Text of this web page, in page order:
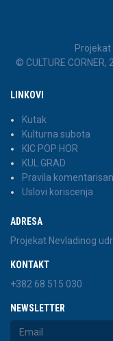
Projekat
© CULTURE
LINKOVI
Kutak
Kulturna subota
KIC POP HOR
KUL GRAD
Pravila
Uslovi koriscenja
ADRESA
Projekat Nevladinog
KONTAKT
+382 68 515 030
NEWSLETTER